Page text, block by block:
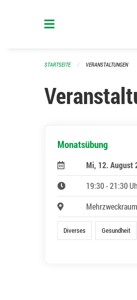
STARTSEITE VERANSTALTUNGEN
Monatsübung
Mi, 12. August
19:30 - 21:30
Diverses Gesundheit